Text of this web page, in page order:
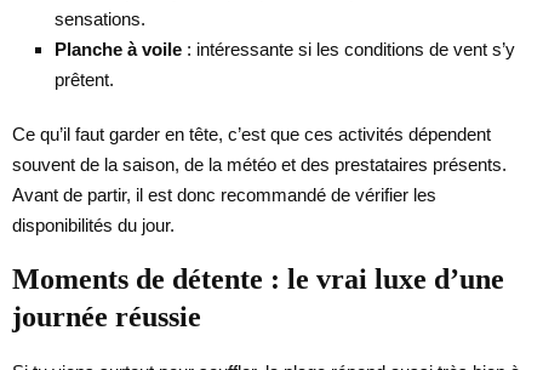
sensations.
Planche à voile : intéressante si les conditions de vent s’y
prêtent.
Ce qu’il faut garder en tête, c’est que ces activités dépendent
souvent de la saison, de la météo et des prestataires présents.
Avant de partir, il est donc recommandé de vérifier les
disponibilités du jour.
Moments de détente : le vrai luxe d’une
journée réussie